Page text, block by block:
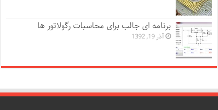
برنامه ای جالب برای محاسبات رگولاتور ها
آذر 19, 1392